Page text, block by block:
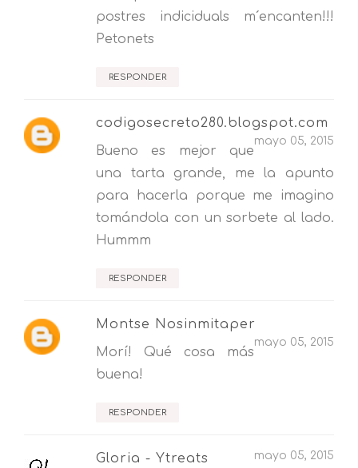
postres indiciduals m´encanten!!!
Petonets
RESPONDER
codigosecreto280.blogspot.com
mayo 05, 2015
Bueno es mejor que
una tarta grande, me la apunto
para hacerla porque me imagino
tomándola con un sorbete al lado.
Hummm
RESPONDER
Montse Nosinmitaper
mayo 05, 2015
Morí! Qué cosa más
buena!
RESPONDER
Gloria - Ytreats mayo 05, 2015